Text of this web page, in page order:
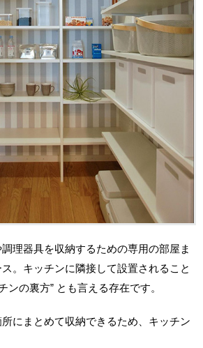
理器具を収納するための専用の部屋ま
。キッチンに隣接して設置されること
ンの裏方” とも言える存在です。
にまとめて収納できるため、キッチン